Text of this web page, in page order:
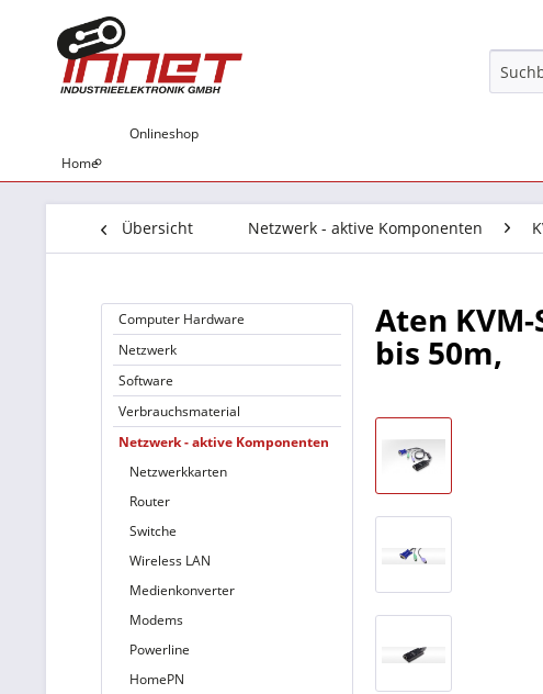
Home
Onlineshop
Übersicht Netzwerk - aktive Komponenten
Computer Hardware
Netzwerk
Software
Verbrauchsmaterial
Netzwerk - aktive Komponenten
Netzwerkkarten
Router
Switche
Wireless LAN
Medienkonverter
Modems
Powerline
HomePN
Aten
bis 50m,